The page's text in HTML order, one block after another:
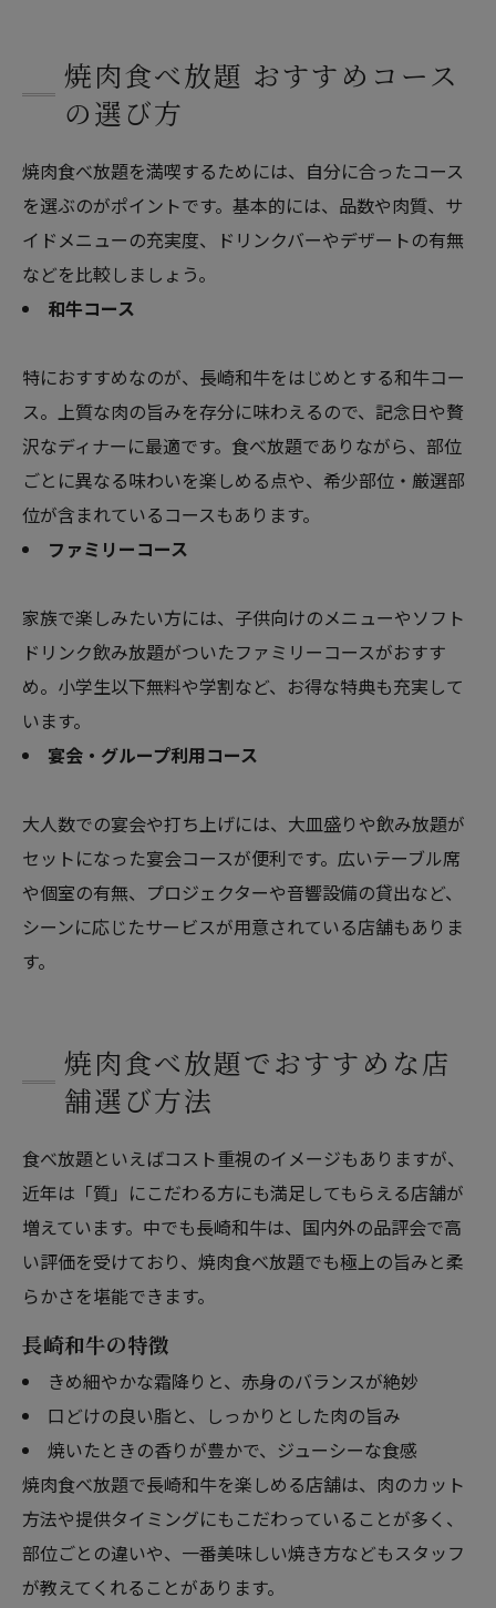
焼肉食べ放題 おすすめコース
の選び方
焼肉食べ放題を満喫するためには、自分に合ったコース
を選ぶのがポイントです。基本的には、品数や肉質、サ
イドメニューの充実度、ドリンクバーやデザートの有無
などを比較しましょう。
和牛コース
特におすすめなのが、長崎和牛をはじめとする和牛コー
ス。上質な肉の旨みを存分に味わえるので、記念日や贅
沢なディナーに最適です。食べ放題でありながら、部位
ごとに異なる味わいを楽しめる点や、希少部位・厳選部
位が含まれているコースもあります。
ファミリーコース
家族で楽しみたい方には、子供向けのメニューやソフト
ドリンク飲み放題がついたファミリーコースがおすす
め。小学生以下無料や学割など、お得な特典も充実して
います。
宴会・グループ利用コース
大人数での宴会や打ち上げには、大皿盛りや飲み放題が
セットになった宴会コースが便利です。広いテーブル席
や個室の有無、プロジェクターや音響設備の貸出など、
シーンに応じたサービスが用意されている店舗もありま
す。
焼肉食べ放題でおすすめな店
舗選び方法
食べ放題といえばコスト重視のイメージもありますが、
近年は「質」にこだわる方にも満足してもらえる店舗が
増えています。中でも長崎和牛は、国内外の品評会で高
い評価を受けており、焼肉食べ放題でも極上の旨みと柔
らかさを堪能できます。
長崎和牛の特徴
きめ細やかな霜降りと、赤身のバランスが絶妙
口どけの良い脂と、しっかりとした肉の旨み
焼いたときの香りが豊かで、ジューシーな食感
焼肉食べ放題で長崎和牛を楽しめる店舗は、肉のカット
方法や提供タイミングにもこだわっていることが多く、
部位ごとの違いや、一番美味しい焼き方などもスタッフ
が教えてくれることがあります。